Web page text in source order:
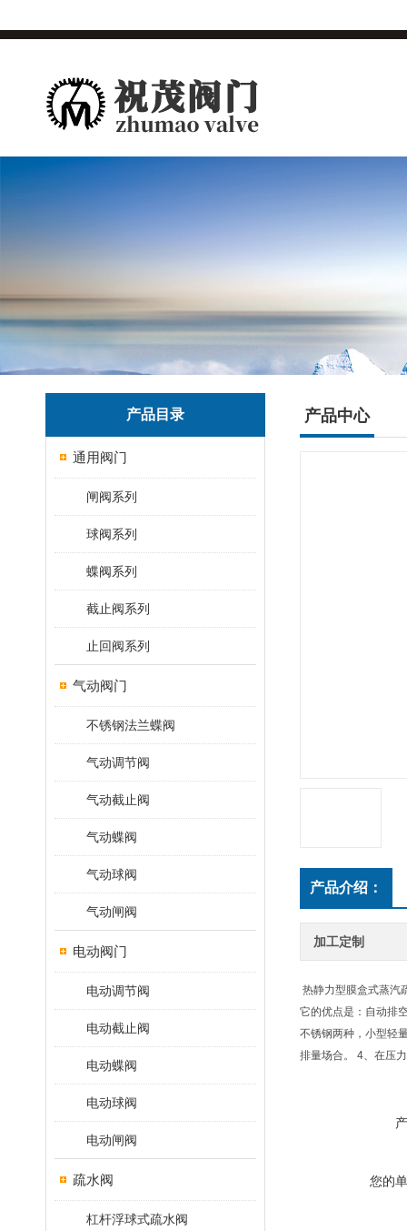
产品目录
通用阀门
闸阀系列
球阀系列
蝶阀系列
截止阀系列
止回阀系列
气动阀门
不锈钢法兰蝶阀
气动调节阀
气动截止阀
气动蝶阀
气动球阀
气动闸阀
电动阀门
电动调节阀
电动截止阀
电动蝶阀
电动球阀
电动闸阀
疏水阀
杠杆浮球式疏水阀
产品中心
产品介绍：
加工定制
热静力型膜盒式蒸汽
它的优点是：自动排
不锈钢两种，小型轻
排量场合。 4、在压
您的